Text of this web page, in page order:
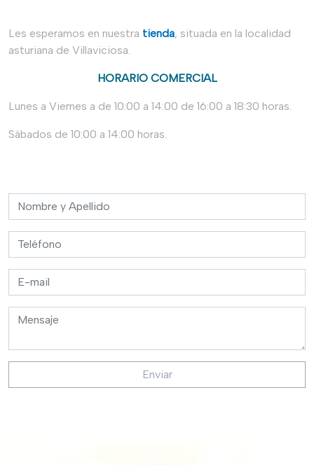
Les esperamos en nuestra tienda, situada en la localidad
asturiana de Villaviciosa.
HORARIO COMERCIAL
Lunes a Viernes a de 10:00 a 14:00 de 16:00 a 18:30 horas.
Sábados de 10:00 a 14:00 horas.
Enviar